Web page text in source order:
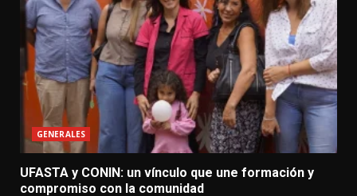
GENERALES
UFASTA y CONIN: un vínculo que une formación y
compromiso con la comunidad